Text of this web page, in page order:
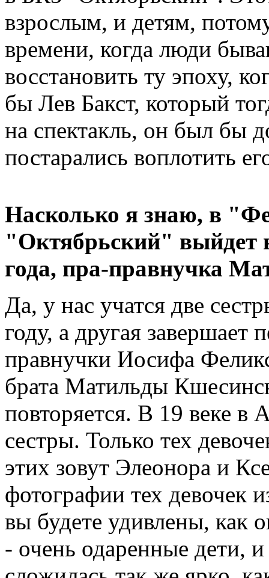
взрослым, и детям,
времени, когда люди
восстановить ту эпоху,
бы Лев Бакст, который
на спектакль, он был бы
постарались воплотить
Насколько я знаю, в
"Октябрьский" выйдет
года, пра-правнучка
Да, у нас учатся две
году, а другая
правнучки Иосифа
брата Матильды
повторяется. В 19 веке в
сестры. Только тех
этих зовут Элеонора и
фотографии тех девочек
вы будете удивлены, как
- очень одаренные дети,